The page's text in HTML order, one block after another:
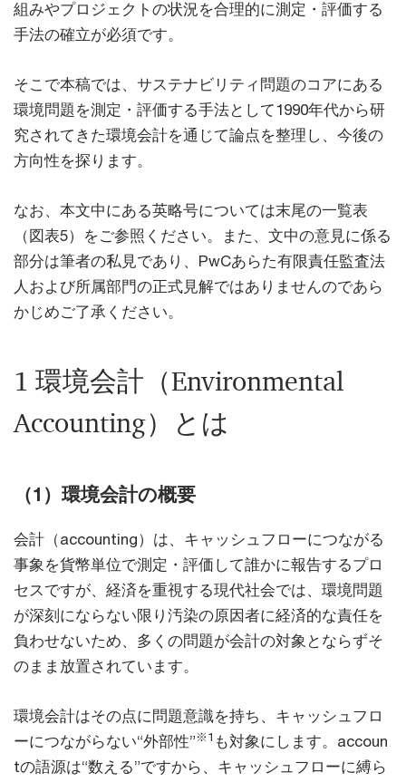
組みやプロジェクトの状況を合理的に測定・評価する
手法の確立が必須です。
そこで本稿では、サステナビリティ問題のコアにある
環境問題を測定・評価する手法として1990年代から研
究されてきた環境会計を通じて論点を整理し、今後の
方向性を探ります。
なお、本文中にある英略号については末尾の一覧表
（図表5）をご参照ください。また、文中の意見に係る
部分は筆者の私見であり、PwCあらた有限責任監査法
人および所属部門の正式見解ではありませんのであら
かじめご了承ください。
1 環境会計（Environmental
Accounting）とは
（1）環境会計の概要
会計（accounting）は、キャッシュフローにつながる
事象を貨幣単位で測定・評価して誰かに報告するプロ
セスですが、経済を重視する現代社会では、環境問題
が深刻にならない限り汚染の原因者に経済的な責任を
負わせないため、多くの問題が会計の対象とならずそ
のまま放置されています。
環境会計はその点に問題意識を持ち、キャッシュフロ
ーにつながらない“外部性”※1 も対象にします。accoun
tの語源は“数える”ですから、キャッシュフローに縛ら